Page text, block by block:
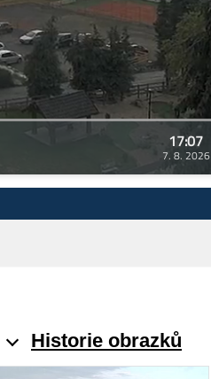
17:07
7. 8. 2026
Historie obrazků